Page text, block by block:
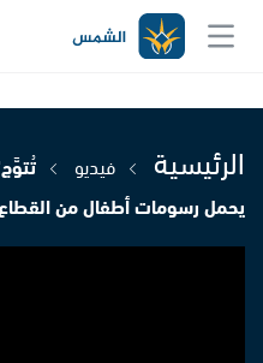
الرئيسية فيديو
يحمل رسومات أطفال من